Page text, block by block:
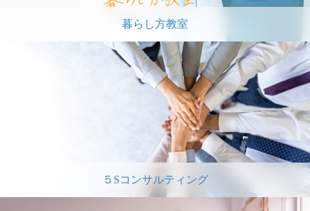
暮らし方教室
５Sコンサルティング